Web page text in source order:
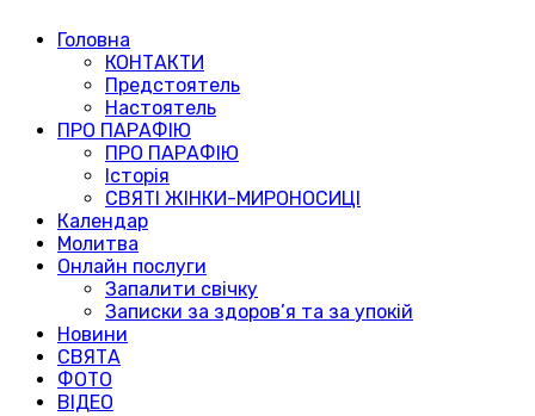
Головна
КОНТАКТИ
Предстоятель
Настоятель
ПРО ПАРАФІЮ
ПРО ПАРАФІЮ
Історія
СВЯТІ ЖІНКИ-МИРОНОСИЦІ
Календар
Молитва
Онлайн послуги
Запалити свічку
Записки за здоров’я та за упокій
Новини
СВЯТА
ФОТО
ВІДЕО